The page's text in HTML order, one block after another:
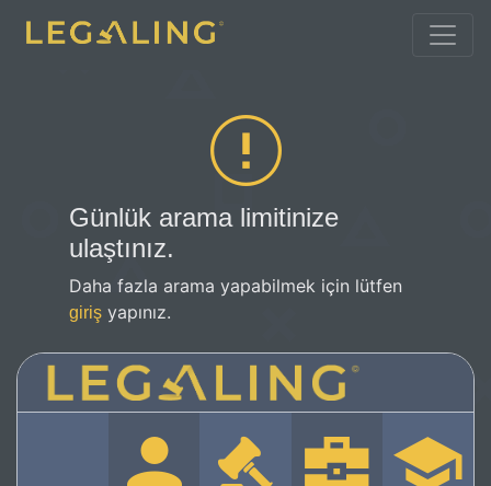
Günlük arama limitinize
ulaştınız.
Daha fazla arama yapabilmek için lütfen
giriş yapınız.